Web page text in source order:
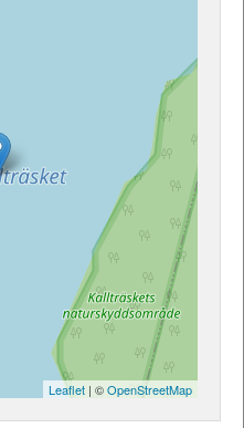
Leaflet | ©OpenStreetMap